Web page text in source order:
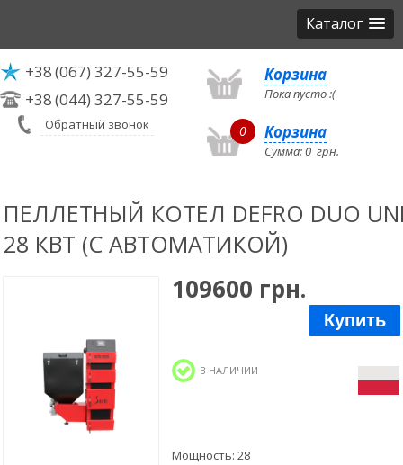
Каталог
+38(067) 327-55-59
+38(044) 327-55-59
Обратный звонок
Корзина
Пока пусто :(
0 Корзина
Сумма:0 грн.
ПЕЛЛЕТНЫЙ КОТЕЛ DEFRO DUO
28 КВТ (С АВТОМАТИКОЙ)
109600 грн.
Купить
В НАЛИЧИИ
Мощность: 28